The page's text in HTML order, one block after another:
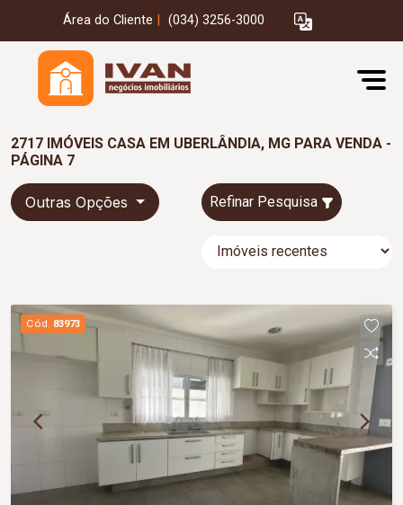
Área do Cliente (034) 3256-3000
2717 IMÓVEIS CASA EM UBERLÂNDIA, MG PARA VENDA -
PÁGINA 7
Outras Opções Refinar Pesquisa
Cód. 83973